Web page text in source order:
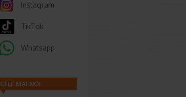
Instagram
TikTok
Whatsapp
CELE MAI NOI